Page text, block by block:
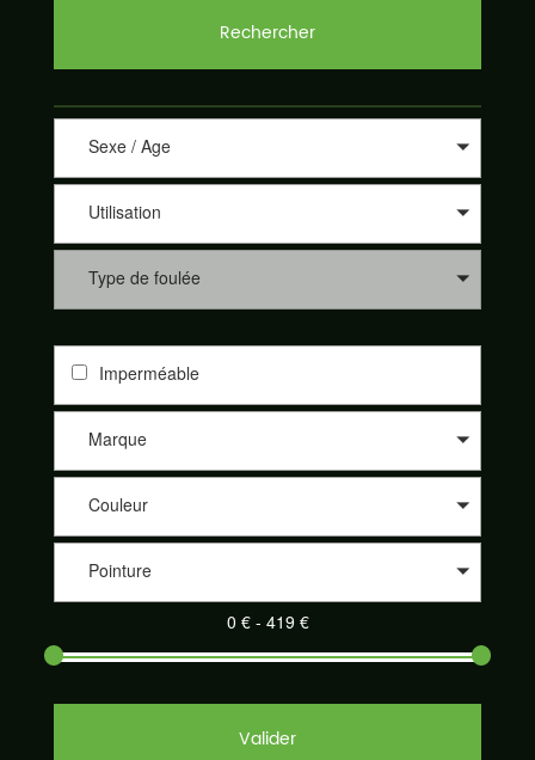
Rechercher
Sexe / Age
Utilisation
Type de foulée
Imperméable
Marque
Couleur
Pointure
Valider